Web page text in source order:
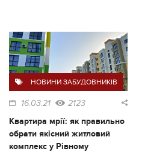
НОВИНИ ЗАБУДОВНИКІВ
16.03.21 2123
Квартира мрії: як правильно
обрати якісний житловий
комплекс у Рівному